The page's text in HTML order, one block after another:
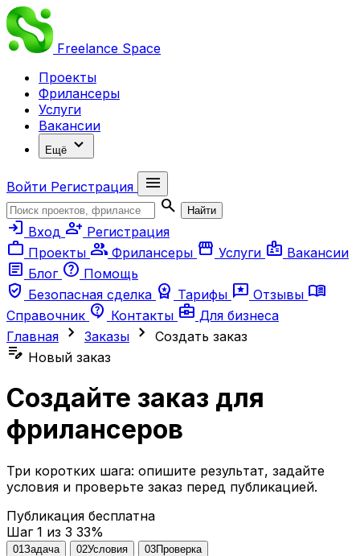
Freelance Space
Проекты
Фрилансеры
Услуги
Вакансии
Ещё expand_more
Войти Регистрация
menu
search
Найти
login Вход person_add Регистрация
work Проекты group Фрилансеры storefront Услуги badge Вакансии
article Блог help Помощь
verified_user Безопасная сделка workspace_premium Тарифы reviews Отзывы menu_book
Справочник contact_support Контакты business_center Для бизнеса
Главная chevron_right Заказы chevron_right Создать заказ
edit_note Новый заказ
Создайте заказ для
фрилансеров
Три коротких шага: опишите результат, задайте
условия и проверьте заказ перед публикацией.
Публикация бесплатна
Шаг 1 из 3 33%
01 Задача 02Условия 03Проверка